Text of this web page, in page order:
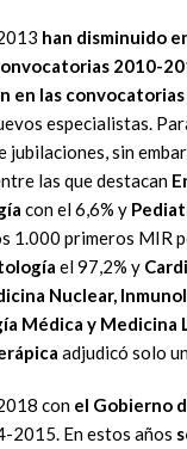
han disminuido
2010-
en las
especialistas.
jubilaciones, sin
las que destacan
con el 6,6% y
1.000 primeros MIR
el 97,2% y
Nuclear,
Médica y Medicina
adjudicó solo
con el Gobierno
2015. En estos años